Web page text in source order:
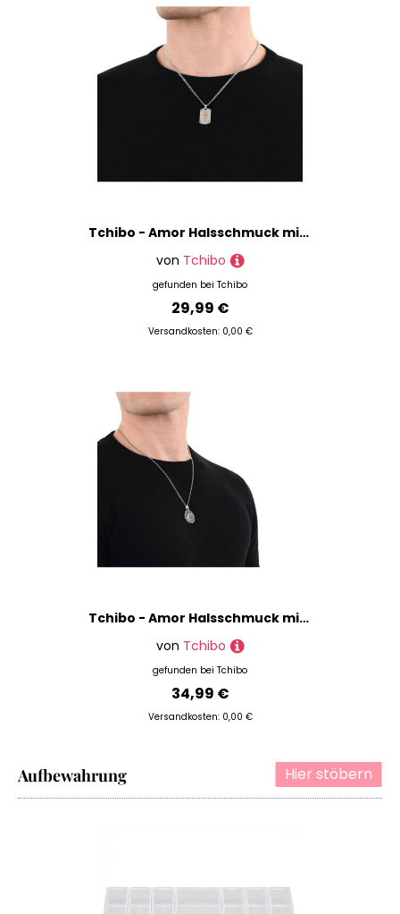
Tchibo - Amor Halsschmuck mit Kreuz-Anhänger - silber
von Tchibo
gefunden bei Tchibo
29,99 €
Versandkosten: 0,00 €
Tchibo - Amor Halsschmuck mit rundem Anhänger - silber
von Tchibo
gefunden bei Tchibo
34,99 €
Versandkosten: 0,00 €
Hier stöbern
Aufbewahrung